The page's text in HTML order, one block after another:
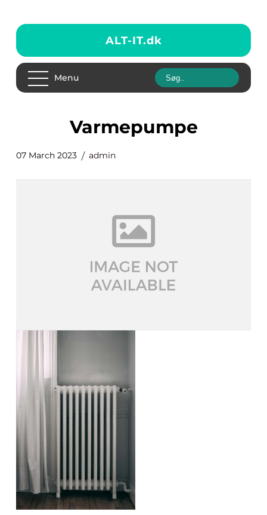
ALT-IT.dk
Menu
varmepumpe
07 March 2023 admin